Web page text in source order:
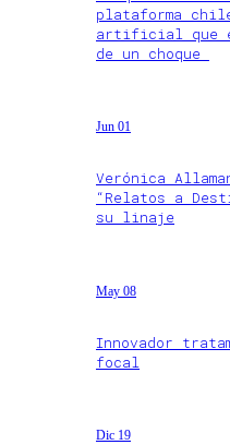
plataforma
artificial que
de un choque
Jun 01
Verónica
“Relatos a
su linaje
May 08
Innovador
focal
Dic 19